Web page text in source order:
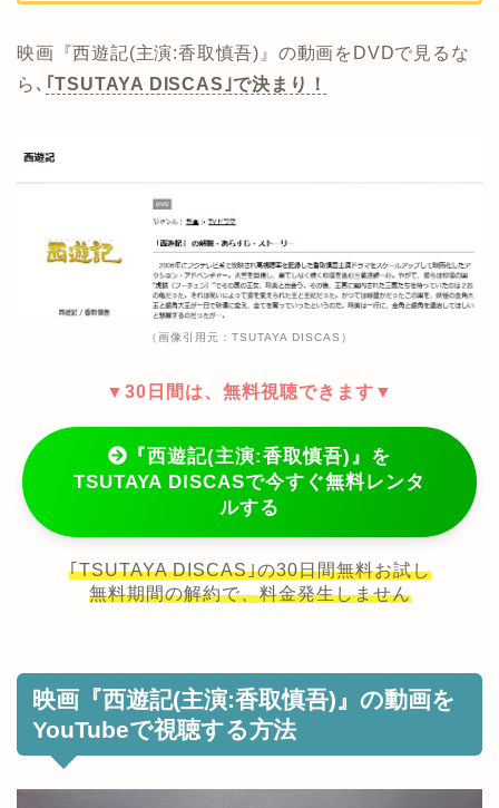
映画『西遊記(主演:香取慎吾)』の動画をDVDで見るな
ら､ ｢TSUTAYA DISCAS｣で決まり！
（画像引用元：TSUTAYA DISCAS）
▼30日間は、無料視聴できます▼
『西遊記(主演:香取慎吾)』を
TSUTAYA DISCASで今すぐ無料レンタ
ルする
｢TSUTAYA DISCAS｣の30日間無料お試し
無料期間の解約で、料金発生しません
映画『西遊記(主演:香取慎吾)』の動画を
YouTubeで視聴する方法